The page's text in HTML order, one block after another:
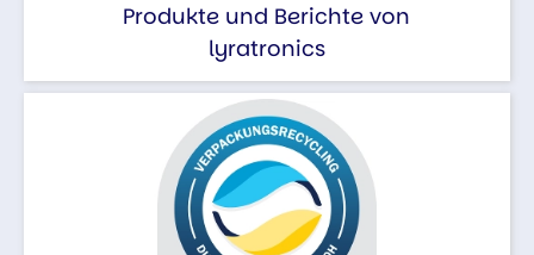
Produkte und Berichte von
lyratronics